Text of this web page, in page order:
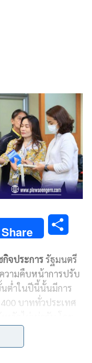
Share
a
r
e
จประการรัฐมนตรี
ความคืบหน้าการปรับ
ต่ำในปีนี้นั้นมีการ
บาททั่วประเทศ
.ร.บ.คุ้มครอง
นระหว่างรอข้อมูล